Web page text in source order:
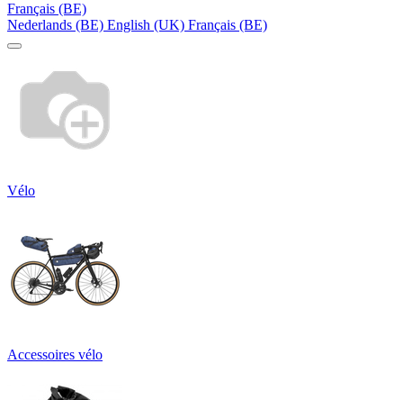
Français (BE)
Nederlands (BE) English (UK) Français (BE)
Vélo
Accessoires vélo